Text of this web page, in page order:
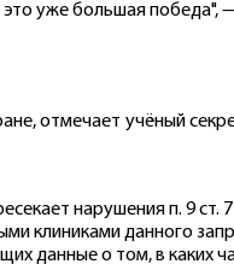
это уже большая победа",
отмечает учёный
нарушения п. 9 ст.
клиниками данного
данные о том, в каких